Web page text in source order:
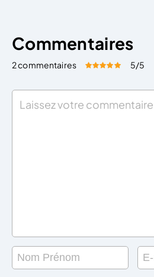
Commentaires
2 commentaires Évaluez cet article:
5/5